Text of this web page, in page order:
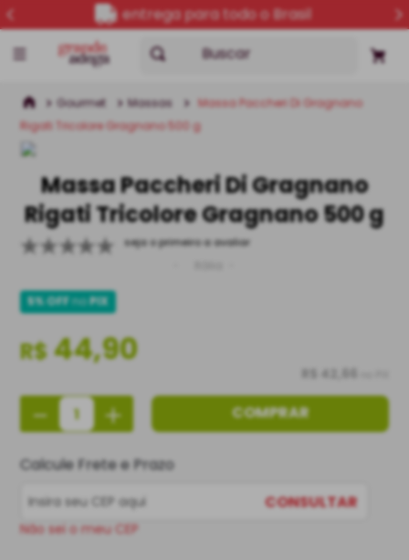
entrega para todo o Brasil
Buscar
Gourmet Massas
Massa Paccheri Di Gragnano
Rigati Tricolore Gragnano 500 g
Massa Paccheri Di Gragnano
Rigati Tricolore Gragnano 500 g
seja o primeiro a avaliar
5% OFFnoPIX
R$44,90
R$ 42,66
＋
－ COMPRAR
Calcule Frete e Prazo
CONSULTAR
Não sei o meu CEP